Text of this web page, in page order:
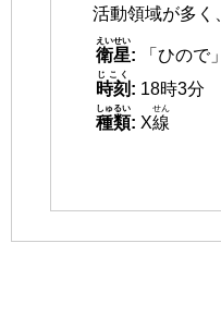
活動領域が多く
衛星
えいせい
:
「ひので」
時刻
じこく
: 18時3分
種類
しゅるい
: X線
せん